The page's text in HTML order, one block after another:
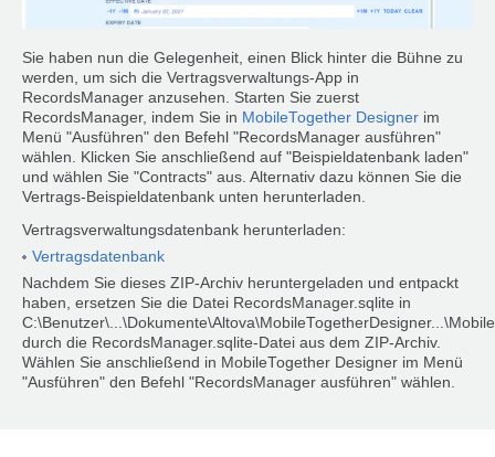
Sie haben nun die Gelegenheit, einen Blick hinter die Bühne zu
werden, um sich die Vertragsverwaltungs-App in
RecordsManager anzusehen. Starten Sie zuerst
RecordsManager, indem Sie in MobileTogether Designer im
Menü "Ausführen" den Befehl "RecordsManager ausführen"
wählen. Klicken Sie anschließend auf "Beispieldatenbank laden"
und wählen Sie "Contracts" aus. Alternativ dazu können Sie die
Vertrags-Beispieldatenbank unten herunterladen.
Vertragsverwaltungsdatenbank herunterladen:
Vertragsdatenbank
Nachdem Sie dieses ZIP-Archiv heruntergeladen und entpackt
haben, ersetzen Sie die Datei RecordsManager.sqlite in
durch die RecordsManager.sqlite-Datei aus dem ZIP-Archiv.
Wählen Sie anschließend in MobileTogether Designer im Menü
"Ausführen" den Befehl "RecordsManager ausführen" wählen.